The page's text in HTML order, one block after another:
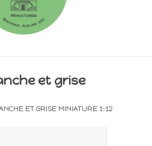
et grise
ET GRISE MINIATURE 1:12